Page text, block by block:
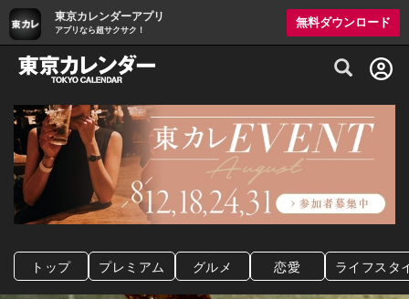
東京カレンダーアプリ
アプリなら超サクサク！
無料ダウンロード
グルメ情報・プレミアムレストラン予約
トップ プレミアム グルメ 恋愛 ライフスタ